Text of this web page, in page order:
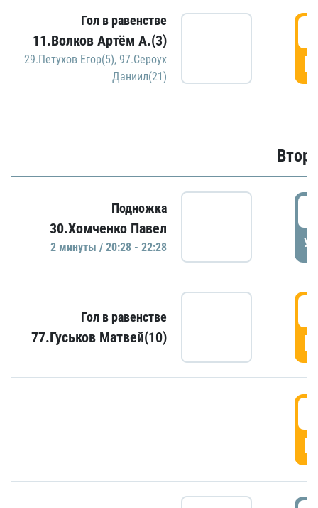
Гол в равенстве
11.Волков Артём А.(3)
29.Петухов Егор(5), 97.Сероух
Даниил(21)
Подножка
30.Хомченко Павел
2 минуты / 20:28 - 22:28
Гол в равенстве
77.Гуськов Матвей(10)